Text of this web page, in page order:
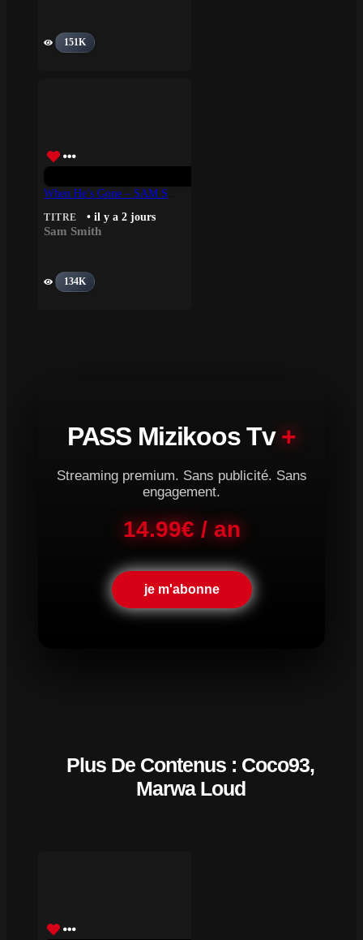
151K
TITRE • il y a 2 jours
Sam Smith
134K
PASS Mizikoos Tv+
Streaming premium. Sans publicité. Sans
engagement.
14.99€ / an
je m'abonne
Plus De Contenus : Coco93,
Marwa Loud